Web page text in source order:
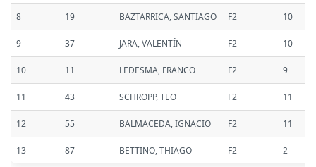
8 19 BAZTARRICA, SANTIAGO F2 10
9 37 JARA, VALENTÍN F2 10
10 11 LEDESMA, FRANCO F2 9
11 43 SCHROPP, TEO F2 11
12 55 BALMACEDA, IGNACIO F2 11
13 87 BETTINO, THIAGO F2 2